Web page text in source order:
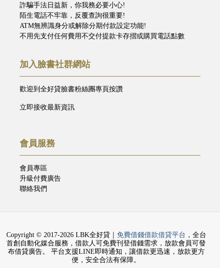
詐騙手法日益新，你我務必要小心!
陌生電話不牢靠，反覆查詢很重要!
ATM無辨識身分或解除分期付款設定功能!
不用先支付任何費用不交付提款卡存摺或購買電話點數
加入臉書社群網站
歡迎到全好貸臉書粉絲團專頁按讚
立即接收最新資訊
會員服務
會員專區
升級付費廣告
聯絡我們
Copyright © 2017-2026 LBK全好貸｜ 免費借錢借款借貸平台 ，全台
首創自動化媒合服務，借款人可免費刊登借錢需求，放款會員可發
布借貸廣告。 平台支援LINE即時通知，讓借款更迅速，放款更方
便，安全合法有保障。